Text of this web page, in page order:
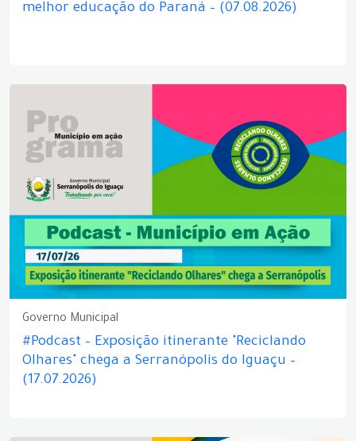
melhor educação do Paraná – (07.08.2026)
Governo Municipal
#Podcast – Exposição itinerante "Reciclando
Olhares" chega a Serranópolis do Iguaçu –
(17.07.2026)